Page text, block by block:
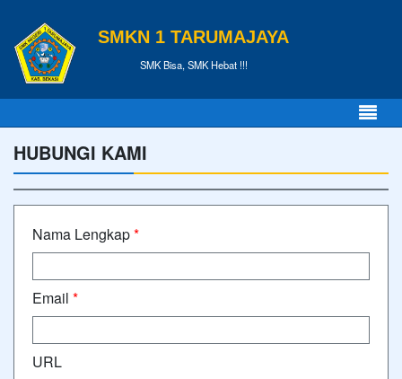
SMKN 1 TARUMAJAYA
SMK Bisa, SMK Hebat !!!
HUBUNGI KAMI
Nama Lengkap*
Email *
URL